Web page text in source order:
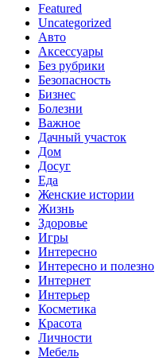
Featured
Uncategorized
Авто
Аксессуары
Без рубрики
Безопасность
Бизнес
Болезни
Важное
Дачный участок
Дом
Досуг
Еда
Женские истории
Жизнь
Здоровье
Игры
Интересно
Интересно и полезно
Интернет
Интерьер
Косметика
Красота
Личности
Мебель